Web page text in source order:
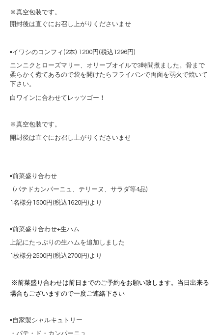
※真空包装です。
開封後は直ぐにお召し上がりくださいませ
▪️イワシのコンフィ (2本) 1200円 (税込 1296円)
ニンニクとローズマリー、オリーブオイルで3時間煮ました。 骨まで
柔らかく煮てあるので袋を開けたらフライパンで両面を弱火で焼いて
下さい。
白ワインに合わせてレッツゴー！
※真空包装です。
開封後は直ぐにお召し上がりくださいませ
▪️前菜盛り合わせ
(パテドカンパーニュ、テリーヌ、サラダ等4品)
1名様分1500円(税込1620円)より
▪️前菜盛り合わせ+生ハム
上記にたっぷりの生ハムを追加しました
1枚様分2500円(税込2700円)より
※前菜盛り合わせは前日までのご予約をお願い致します。当日出来る
場合もございますので一度ご連絡下さい
▪️自家製シャルキュトリー